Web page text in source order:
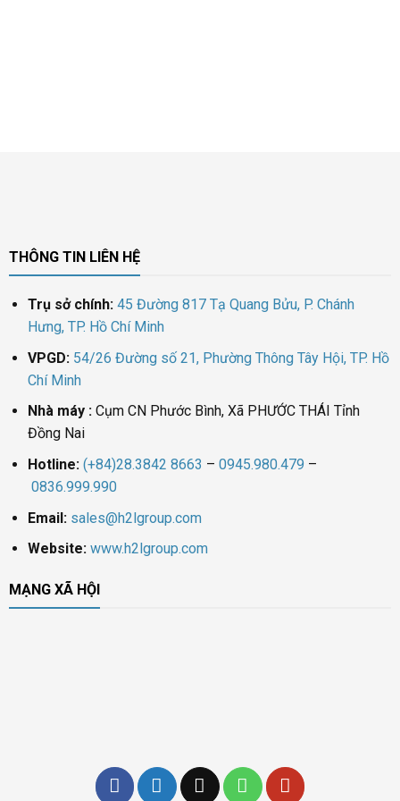
THÔNG TIN LIÊN HỆ
Trụ sở chính: 45 Đường 817 Tạ Quang Bửu, P. Chánh
Hưng, TP. Hồ Chí Minh
VPGD: 54/26 Đường số 21, Phường Thông Tây Hội, TP. Hồ
Chí Minh
Nhà máy :Cụm CN Phước Bình, Xã PHƯỚC THÁI Tỉnh
Đồng Nai
Hotline: (+84)28.3842 8663 – 0945.980.479 –
0836.999.990
Email: sales@h2lgroup.com
Website: www.h2lgroup.com
MẠNG XÃ HỘI